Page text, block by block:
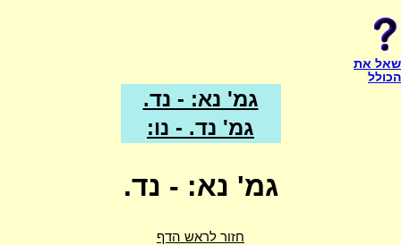
שאל את
הכולל
גמ' נא: - נד.
גמ' נד. - נו:
גמ' נא: - נד.
חזור לראש הדף